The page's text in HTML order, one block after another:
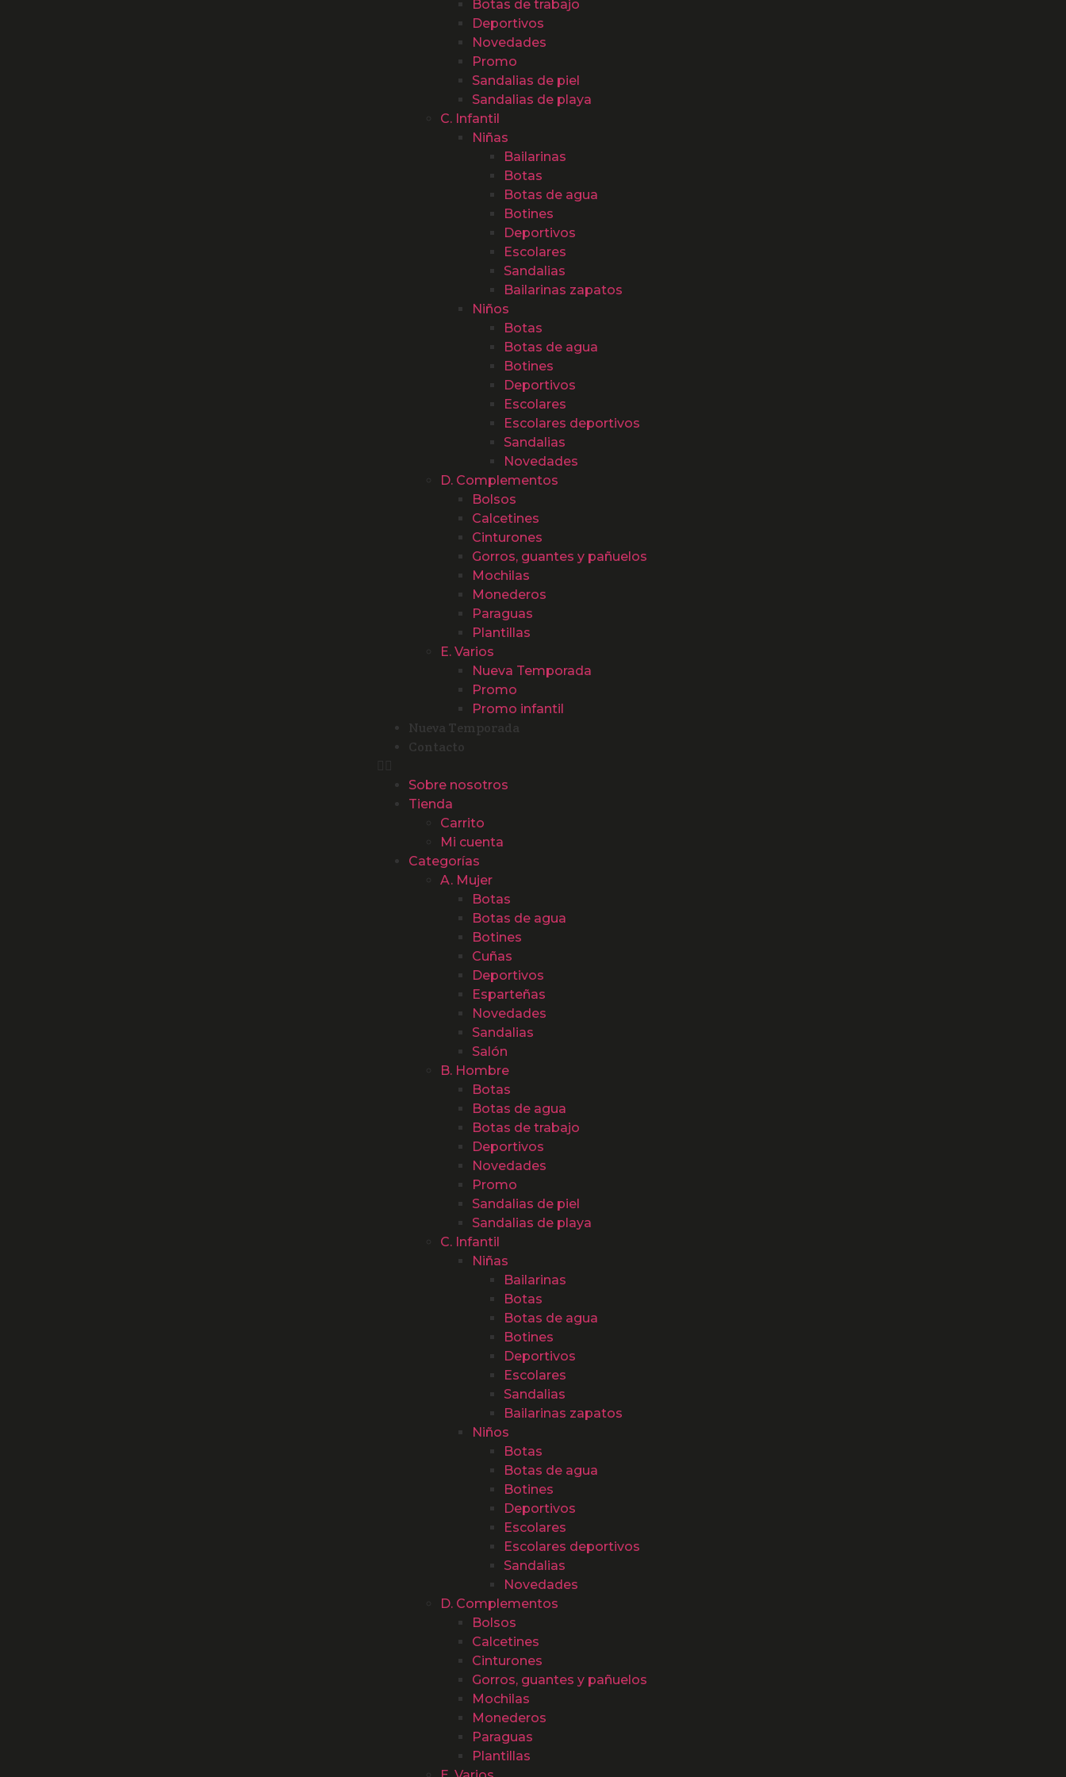
Botas de trabajo
Deportivos
Novedades
Promo
Sandalias de piel
Sandalias de playa
C. Infantil
Niñas
Bailarinas
Botas
Botas de agua
Botines
Deportivos
Escolares
Sandalias
Bailarinas zapatos
Niños
Botas
Botas de agua
Botines
Deportivos
Escolares
Escolares deportivos
Sandalias
Novedades
D. Complementos
Bolsos
Calcetines
Cinturones
Gorros, guantes y pañuelos
Mochilas
Monederos
Paraguas
Plantillas
E. Varios
Nueva Temporada
Promo
Promo infantil
Nueva Temporada
Contacto
Sobre nosotros
Tienda
Carrito
Mi cuenta
Categorías
A. Mujer
Botas
Botas de agua
Botines
Cuñas
Deportivos
Esparteñas
Novedades
Sandalias
Salón
B. Hombre
Botas
Botas de agua
Botas de trabajo
Deportivos
Novedades
Promo
Sandalias de piel
Sandalias de playa
C. Infantil
Niñas
Bailarinas
Botas
Botas de agua
Botines
Deportivos
Escolares
Sandalias
Bailarinas zapatos
Niños
Botas
Botas de agua
Botines
Deportivos
Escolares
Escolares deportivos
Sandalias
Novedades
D. Complementos
Bolsos
Calcetines
Cinturones
Gorros, guantes y pañuelos
Mochilas
Monederos
Paraguas
Plantillas